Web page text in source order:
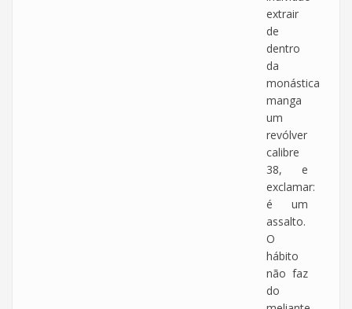
extrair
de
dentro
da
monástica
manga
um
revólver
calibre
38, e
exclamar:
é um
assalto.
O
hábito
não faz
do